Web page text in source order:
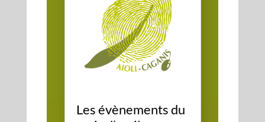
Les évènements du